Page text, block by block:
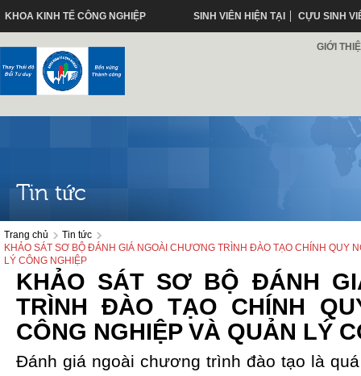
KHOA KINH TẾ CÔNG NGHIỆP SINH VIÊN HIỆN TẠI CỰU SINH
GIỚI
Tin tức
Trang chủ
Tin tức
KHẢO SÁT SƠ BỘ ĐÁNH GIÁ NGOÀI CHƯƠNG TRÌNH ĐÀO TẠO CHÍNH QUY
LÝ CÔNG NGHIỆP
KHẢO SÁT SƠ BỘ ĐÁNH
TRÌNH ĐÀO TẠO CHÍNH
CÔNG NGHIỆP VÀ QUẢN LÝ
Đánh giá ngoài chương trình đào tạo là